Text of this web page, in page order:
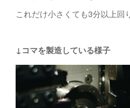
これだけ小さくても3分以上回
↓コマを製造している様子